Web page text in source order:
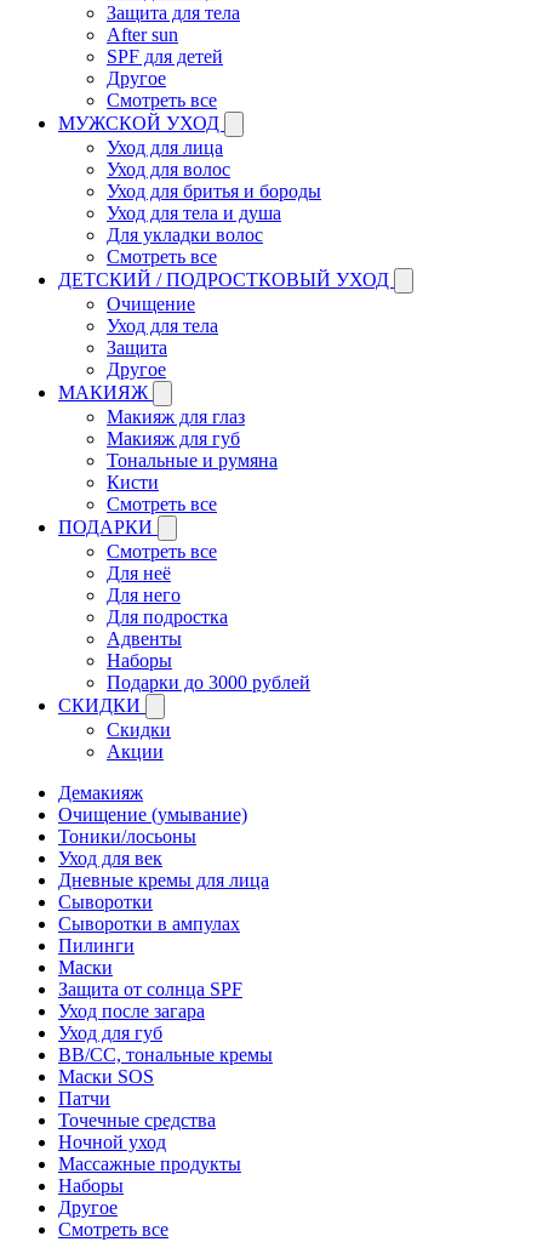
Защита для тела
After sun
SPF для детей
Другое
Смотреть все
МУЖСКОЙ УХОД
Уход для лица
Уход для волос
Уход для бритья и бороды
Уход для тела и душа
Для укладки волос
Смотреть все
ДЕТСКИЙ / ПОДРОСТКОВЫЙ УХОД
Очищение
Уход для тела
Защита
Другое
МАКИЯЖ
Макияж для глаз
Макияж для губ
Тональные и румяна
Кисти
Смотреть все
ПОДАРКИ
Смотреть все
Для неё
Для него
Для подростка
Адвенты
Наборы
Подарки до 3000 рублей
СКИДКИ
Скидки
Акции
Демакияж
Очищение (умывание)
Тоники/лосьоны
Уход для век
Дневные кремы для лица
Сыворотки
Сыворотки в ампулах
Пилинги
Маски
Защита от солнца SPF
Уход после загара
Уход для губ
BB/CC, тональные кремы
Маски SOS
Патчи
Точечные средства
Ночной уход
Массажные продукты
Наборы
Другое
Смотреть все